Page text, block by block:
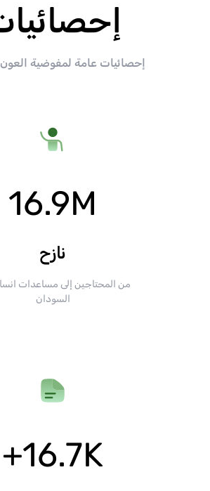
إحصائيات عامة لمفوضية العون
16.9M
نازح
من المحتاجين إلى مساعدات
السودان
+16.7K